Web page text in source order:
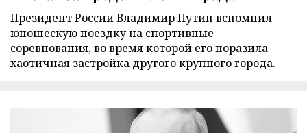
Президент России Владимир Путин вспомнил
юношескую поездку на спортивные
соревнования, во время которой его поразила
хаотичная застройка другого крупного города.